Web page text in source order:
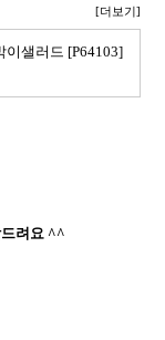
[더보기]
이샐러드 [P64103]
드려요 ^^